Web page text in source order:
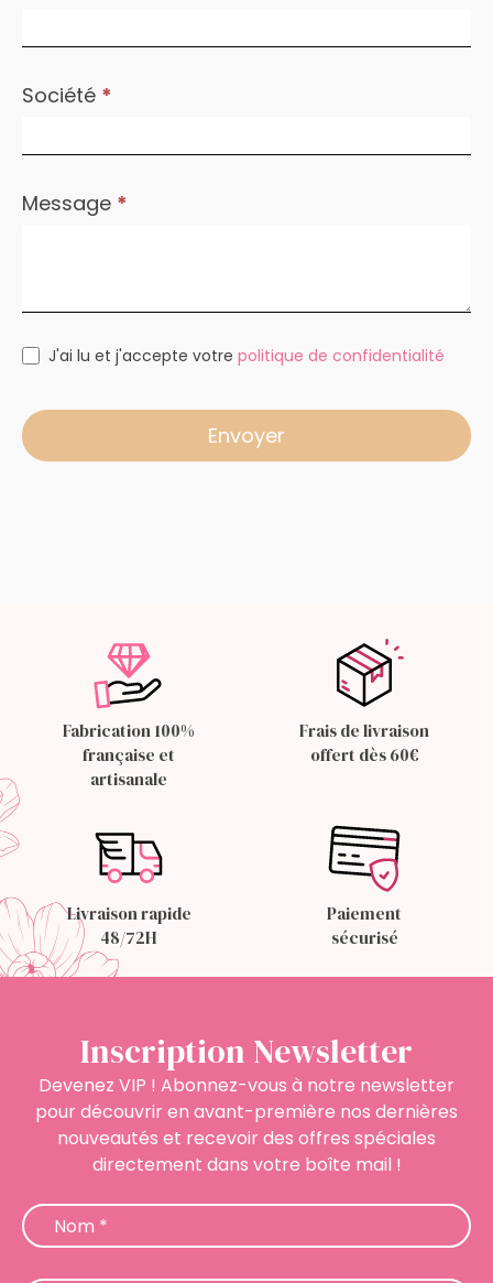
Société *
Message *
J'ai lu et j'accepte votre politique de confidentialité
Envoyer
Fabrication 100%
française et
artisanale
Frais de livraison
offert dès 60€
Livraison rapide
48/72H
Paiement
sécurisé
Inscription Newsletter
Devenez VIP ! Abonnez-vous à notre newsletter
pour découvrir en avant-première nos dernières
nouveautés et recevoir des offres spéciales
directement dans votre boîte mail !
Nom *